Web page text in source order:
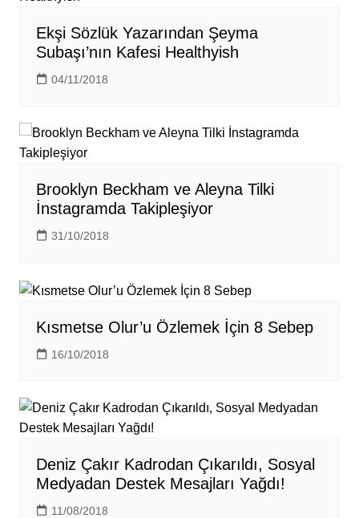
Ekşi Sözlük Yazarından Şeyma
Subaşı’nın Kafesi Healthyish
04/11/2018
Brooklyn Beckham ve Aleyna Tilki
İnstagramda Takipleşiyor
31/10/2018
Kısmetse Olur’u Özlemek İçin 8 Sebep
16/10/2018
Deniz Çakır Kadrodan Çıkarıldı, Sosyal
Medyadan Destek Mesajları Yağdı!
11/08/2018